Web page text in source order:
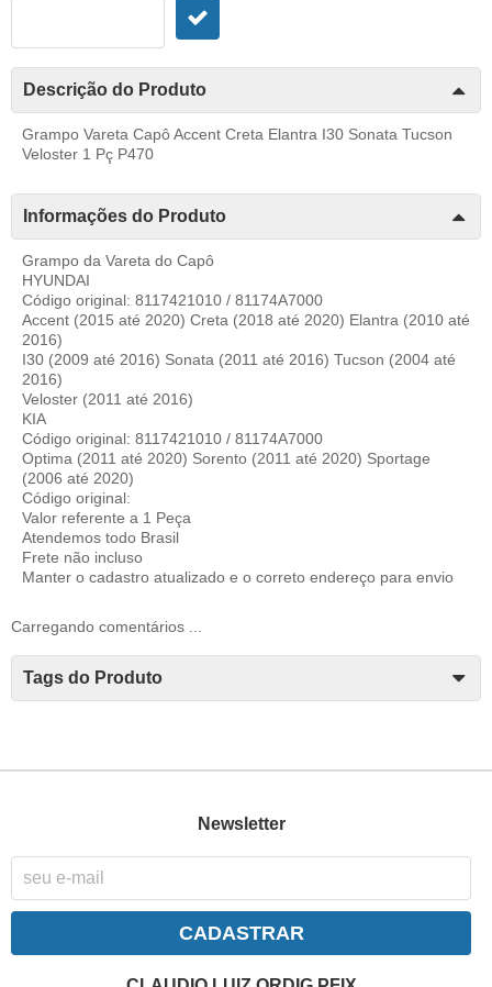
Descrição do Produto
Grampo Vareta Capô Accent Creta Elantra I30 Sonata Tucson
Veloster 1 Pç P470
Informações do Produto
Grampo da Vareta do Capô
HYUNDAI
Código original: 8117421010 / 81174A7000
Accent (2015 até 2020) Creta (2018 até 2020) Elantra (2010 até
2016)
I30 (2009 até 2016) Sonata (2011 até 2016) Tucson (2004 até
2016)
Veloster (2011 até 2016)
KIA
Código original: 8117421010 / 81174A7000
Optima (2011 até 2020) Sorento (2011 até 2020) Sportage
(2006 até 2020)
Código original:
Valor referente a 1 Peça
Atendemos todo Brasil
Frete não incluso
Manter o cadastro atualizado e o correto endereço para envio
Carregando comentários ...
Tags do Produto
Newsletter
CADASTRAR